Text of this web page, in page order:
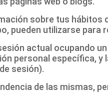
sobre tus hábitos
pueden utilizarse para
actual ocupando
personal específica, y
sesión).
de las mismas,